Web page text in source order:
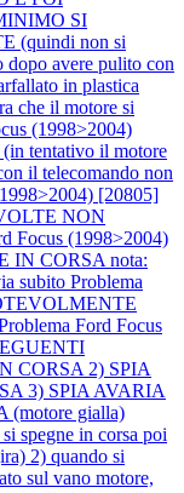
SI
(quindi non si
dopo avere pulito con
in plastica
che il motore si
(1998>2004)
tentativo il motore
il telecomando non
[20805]
NON
Focus (1998>2004)
IN CORSA nota:
subito Problema
Ford Focus
CORSA 2) SPIA
3) SPIA AVARIA
(motore gialla)
spegne in corsa poi
2) quando si
sul vano motore,